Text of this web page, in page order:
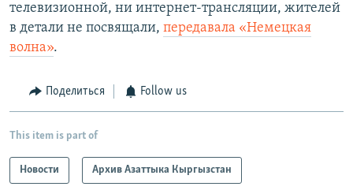
телевизионной, ни интернет-трансляции, жителей
в детали не посвящали, передавала «Немецкая
волна».
Поделиться Follow us
This item is part of
Новости Архив Азаттыка Кыргызстан